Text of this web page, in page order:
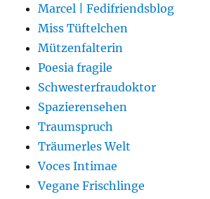
Marcel | Fedifriendsblog
Miss Tüftelchen
Mützenfalterin
Poesia fragile
Schwesterfraudoktor
Spazierensehen
Traumspruch
Träumerles Welt
Voces Intimae
Vegane Frischlinge